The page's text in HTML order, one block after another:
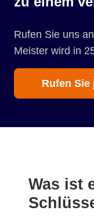
Rufen Sie uns
Meister wird in
Rufen Sie
Was ist